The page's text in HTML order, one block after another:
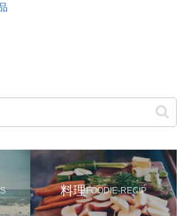
料理FOODIE-RECIP